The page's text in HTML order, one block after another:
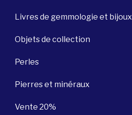
Livres de gemmologie et bijoux
Objets de collection
Perles
Pierres et minéraux
Vente 20%